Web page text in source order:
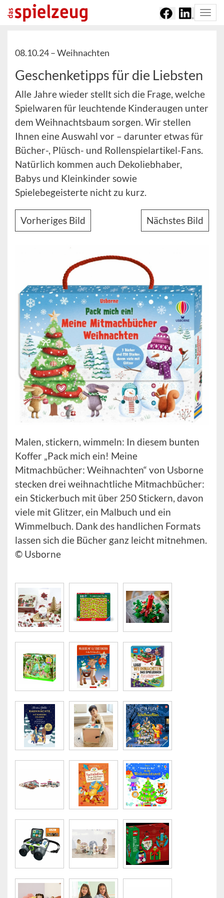
08.10.24 –Weihnachten
Geschenketipps für die Liebsten
Alle Jahre wieder stellt sich die Frage, welche
Spielwaren für leuchtende Kinderaugen unter
dem Weihnachtsbaum sorgen. Wir stellen
Ihnen eine Auswahl vor – darunter etwas für
Bücher-, Plüsch- und Rollenspielartikel-Fans.
Natürlich kommen auch Dekoliebhaber,
Babys und Kleinkinder sowie
Spielebegeisterte nicht zu kurz.
Vorheriges Bild Nächstes Bild
Malen, stickern, wimmeln: In diesem bunten
Koffer „Pack mich ein! Meine
Mitmachbücher: Weihnachten“ von Usborne
stecken drei weihnachtliche Mitmachbücher:
ein Stickerbuch mit über 250 Stickern, davon
viele mit Glitzer, ein Malbuch und ein
Wimmelbuch. Dank des handlichen Formats
lassen sich die Bücher ganz leicht mitnehmen.
© Usborne